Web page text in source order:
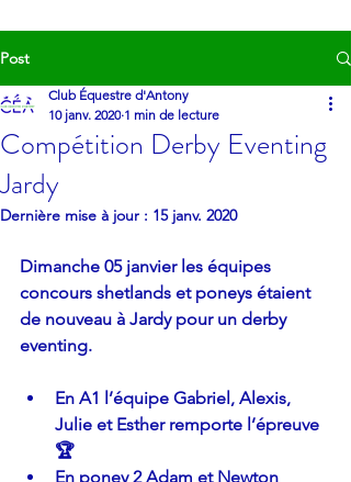
Post
Compétition Derby Eventing
Jardy
Club Équestre d'Antony
10 janv. 2020 1 min de lecture
Dernière mise à jour : 15 janv. 2020
Dimanche 05 janvier les équipes
concours shetlands et poneys étaient
de nouveau à Jardy pour un derby
eventing.
En A1 l’équipe Gabriel, Alexis,
Julie et Esther remporte l’épreuve
🏆
En poney 2 Adam et Newton